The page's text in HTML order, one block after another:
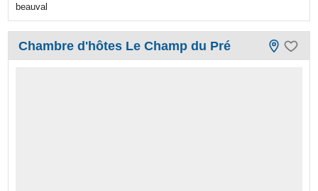
beauval
Chambre d'hôtes Le Champ du Pré